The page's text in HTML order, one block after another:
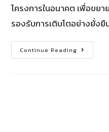
โครงการในอนาคต เพื่อขย
รองรับการเติบโตอย่างยั่ง
Continue Reading